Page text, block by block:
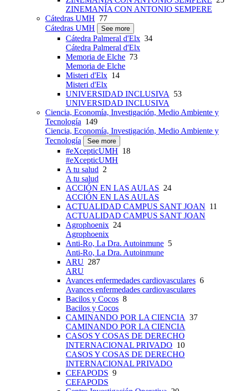
ZINEMANÍA CON ANTONIO SEMPERE
Cátedras UMH 77
Cátedras UMH
See more
Cátedra Palmeral d'Elx 34
Cátedra Palmeral d'Elx
Memoria de Elche 73
Memoria de Elche
Misteri d'Elx 14
Misteri d'Elx
UNIVERSIDAD INCLUSIVA
53
UNIVERSIDAD INCLUSIVA
Ciencia, Economía, Investigación, Medio Ambiente y
Tecnología 149
Ciencia, Economía, Investigación, Medio Ambiente y
Tecnología
See more
#eXcepticUMH 18
#eXcepticUMH
A tu salud 2
A tu salud
ACCIÓN EN LAS AULAS 24
ACCIÓN EN LAS AULAS
ACTUALIDAD CAMPUS SANT JOAN 11
ACTUALIDAD CAMPUS SANT JOAN
Agrophoenix 24
Agrophoenix
Anti-Ro, La Dra. Autoinmune 5
Anti-Ro, La Dra. Autoinmune
ARU 287
ARU
Avances enfermedades cardiovasculares 6
Avances enfermedades cardiovasculares
Bacilos y Cocos 8
Bacilos y Cocos
CAMINANDO POR LA CIENCIA 37
CAMINANDO POR LA CIENCIA
CASOS Y COSAS DE DERECHO
INTERNACIONAL PRIVADO 10
CASOS Y COSAS DE DERECHO
INTERNACIONAL PRIVADO
CEFAPODS 9
CEFAPODS